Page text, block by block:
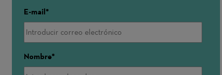
E-mail
Nombre